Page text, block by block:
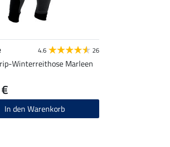
4.6 26
Winterreithose Marleen
In den Warenkorb